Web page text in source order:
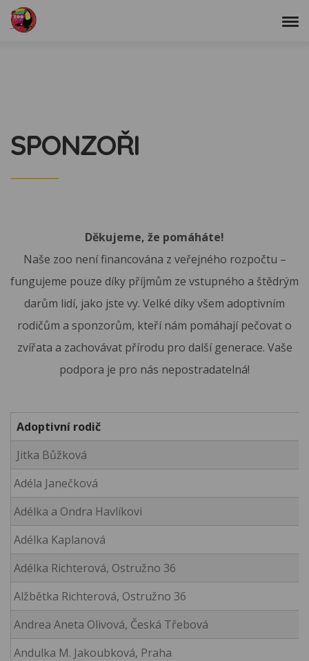
SPONZOŘI
Děkujeme, že pomáháte!
Naše zoo není financována z veřejného rozpočtu –
fungujeme pouze díky příjmům ze vstupného a štědrým
darům lidí, jako jste vy. Velké díky všem adoptivním
rodičům a sponzorům, kteří nám pomáhají pečovat o
zvířata a zachovávat přírodu pro další generace. Vaše
podpora je pro nás nepostradatelná!
Adoptivní rodič
Jitka Bůžková
Adéla Janečková
Adélka a Ondra Havlíkovi
Adélka Kaplanová
Adélka Richterová, Ostružno 36
Alžbětka Richterová, Ostružno 36
Andrea Aneta Olivová, Česká Třebová
Andulka M. Jakoubková, Praha